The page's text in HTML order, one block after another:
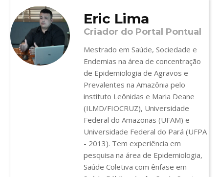
Eric Lima
Criador do Portal Pontual
Mestrado em Saúde, Sociedade e
Endemias na área de concentração
de Epidemiologia de Agravos e
Prevalentes na Amazônia pelo
instituto Leônidas e Maria Deane
(ILMD/FIOCRUZ), Universidade
Federal do Amazonas (UFAM) e
Universidade Federal do Pará (UFPA
- 2013). Tem experiência em
pesquisa na área de Epidemiologia,
Saúde Coletiva com ênfase em